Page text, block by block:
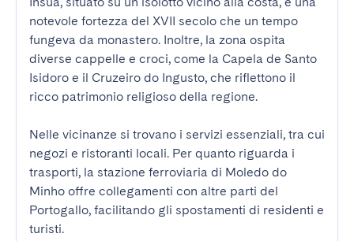
notevole fortezza del XVII secolo che un tempo
fungeva da monastero. Inoltre, la zona ospita
diverse cappelle e croci, come la Capela de Santo
Isidoro e il Cruzeiro do Ingusto, che riflettono il
ricco patrimonio religioso della regione.
Nelle vicinanze si trovano i servizi essenziali, tra cui
negozi e ristoranti locali. Per quanto riguarda i
trasporti, la stazione ferroviaria di Moledo do
Minho offre collegamenti con altre parti del
Portogallo, facilitando gli spostamenti di residenti e
turisti.